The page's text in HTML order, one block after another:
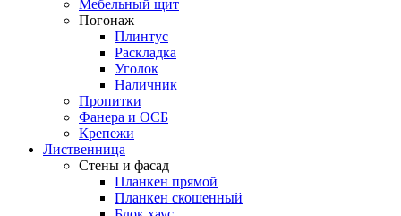
Мебельный щит
Погонаж
Плинтус
Раскладка
Уголок
Наличник
Пропитки
Фанера и ОСБ
Крепежи
Лиственница
Стены и фасад
Планкен прямой
Планкен скошенный